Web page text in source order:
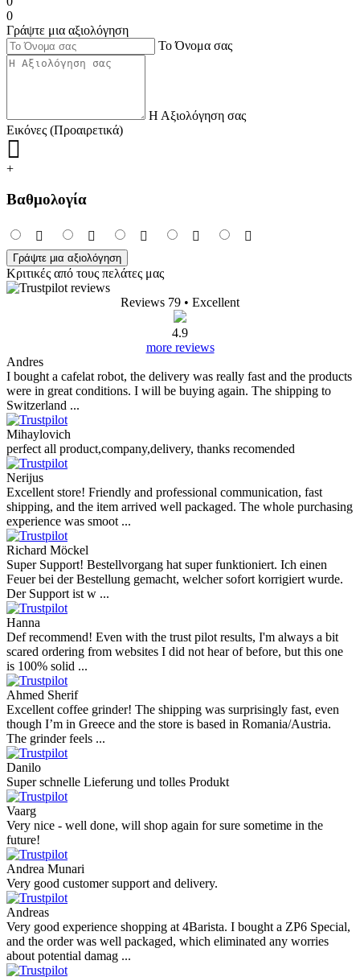
0
Γράψτε μια αξιολόγηση
Το Όνομα σας
Η Αξιολόγηση σας
Εικόνες (Προαιρετικά)
+
Βαθμολογία
Γράψτε μια αξιολόγηση
Κριτικές από τους πελάτες μας
Reviews 79 • Excellent
4.9
more reviews
Andres
I bought a cafelat robot, the delivery was really fast and the products
were in great conditions. I will be buying again. The shipping to
Switzerland ...
Mihaylovich
perfect all product,company,delivery, thanks recomended
Nerijus
Excellent store! Friendly and professional communication, fast
shipping, and the item arrived well packaged. The whole purchasing
experience was smoot ...
Richard Möckel
Super Support! Bestellvorgang hat super funktioniert. Ich einen
Feuer bei der Bestellung gemacht, welcher sofort korrigiert wurde.
Der Support ist w ...
Hanna
Def recommend! Even with the trust pilot results, I'm always a bit
scared ordering from websites I did not hear of before, but this one
is 100% solid ...
Ahmed Sherif
Excellent coffee grinder! The shipping was surprisingly fast, even
though I’m in Greece and the store is based in Romania/Austria.
The grinder feels ...
Danilo
Super schnelle Lieferung und tolles Produkt
Vaarg
Very nice - well done, will shop again for sure sometime in the
future!
Andrea Munari
Very good customer support and delivery.
Andreas
Very good experience shopping at 4Barista. I bought a ZP6 Special,
and the order was well packaged, which eliminated any worries
about potential damag ...